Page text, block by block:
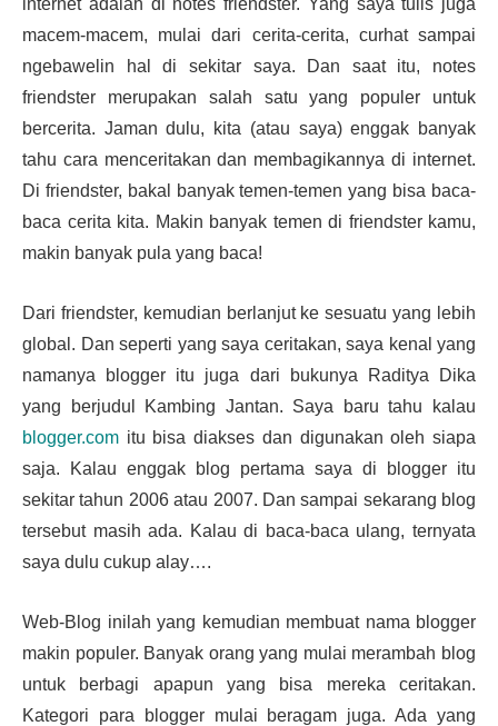
internet adalah di notes friendster. Yang saya tulis juga
macem-macem, mulai dari cerita-cerita, curhat sampai
ngebawelin hal di sekitar saya. Dan saat itu, notes
friendster merupakan salah satu yang populer untuk
bercerita. Jaman dulu, kita (atau saya) enggak banyak
tahu cara menceritakan dan membagikannya di internet.
Di friendster, bakal banyak temen-temen yang bisa baca-
baca cerita kita. Makin banyak temen di friendster kamu,
makin banyak pula yang baca!
Dari friendster, kemudian berlanjut ke sesuatu yang lebih
global. Dan seperti yang saya ceritakan, saya kenal yang
namanya blogger itu juga dari bukunya Raditya Dika
yang berjudul Kambing Jantan. Saya baru tahu kalau
blogger.com itu bisa diakses dan digunakan oleh siapa
saja. Kalau enggak blog pertama saya di blogger itu
sekitar tahun 2006 atau 2007. Dan sampai sekarang blog
tersebut masih ada. Kalau di baca-baca ulang, ternyata
saya dulu cukup alay….
Web-Blog inilah yang kemudian membuat nama blogger
makin populer. Banyak orang yang mulai merambah blog
untuk berbagi apapun yang bisa mereka ceritakan.
Kategori para blogger mulai beragam juga. Ada yang